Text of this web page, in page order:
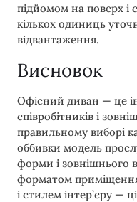
підйомом на поверх і
кількох одиниць
відвантаження.
Висновок
Офісний диван — це
співробітників і
правильному виборі
оббивки модель
форми і зовнішнього
форматом
і стилем інтер’єру —